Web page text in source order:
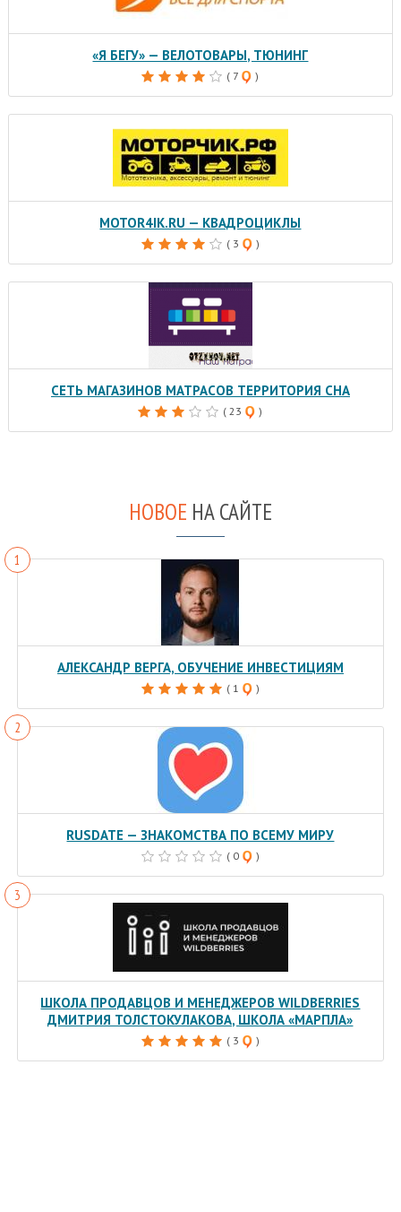
«Я БЕГУ» — ВЕЛОТОВАРЫ, ТЮНИНГ
( 7 )
MOTOR4IK.RU — КВАДРОЦИКЛЫ
( 3 )
СЕТЬ МАГАЗИНОВ МАТРАСОВ ТЕРРИТОРИЯ СНА
( 23 )
НОВОЕ НА САЙТЕ
АЛЕКСАНДР ВЕРГА, ОБУЧЕНИЕ ИНВЕСТИЦИЯМ
( 1 )
RUSDATE — ЗНАКОМСТВА ПО ВСЕМУ МИРУ
( 0 )
ШКОЛА ПРОДАВЦОВ И МЕНЕДЖЕРОВ WILDBERRIES
ДМИТРИЯ ТОЛСТОКУЛАКОВА, ШКОЛА «МАРПЛА»
( 3 )